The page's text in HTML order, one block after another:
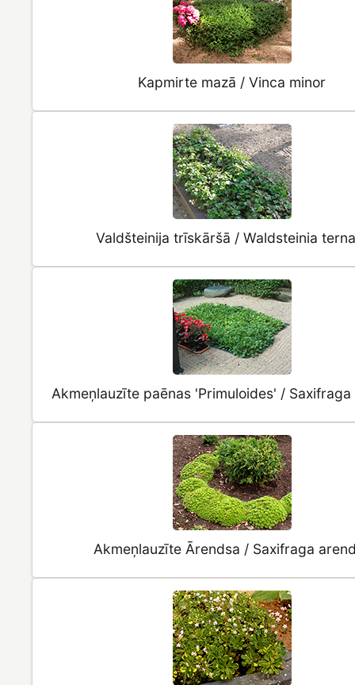
Kapmirte mazā / Vinca minor
Valdšteinija trīskāršā / Waldsteinia
Akmeņlauzīte paēnas 'Primuloides' /
Akmeņlauzīte Ārendsa / Saxifraga